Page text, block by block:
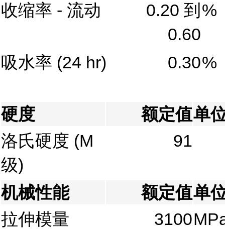
收缩率 - 流动
0.20 到
0.60
%
吸水率 (24 hr) 0.30%
硬度 额定值单
洛氏硬度 (M
级)
91
机械性能 额定值单
拉伸模量
3100